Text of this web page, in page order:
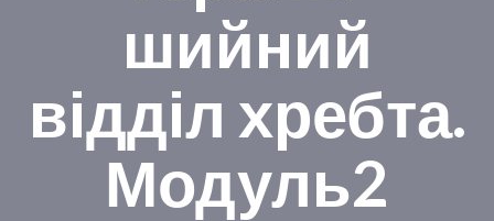
шийний
відділ хребта.
Модуль2